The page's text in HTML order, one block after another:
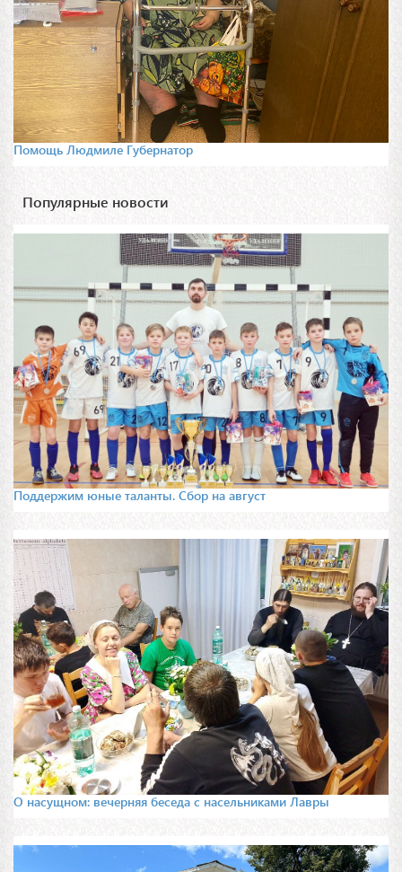
Помощь Людмиле Губернатор
Популярные новости
Поддержим юные таланты. Сбор на август
О насущном: вечерняя беседа с насельниками Лавры